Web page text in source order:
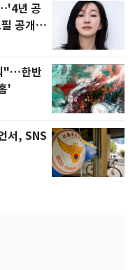
년 공
공개
"…한반
'
서, SNS